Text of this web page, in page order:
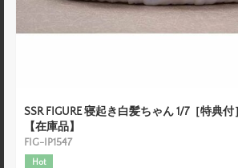
SSR FIGURE 寝起き白髪ちゃん 1/7［特典付
【在庫品】
FIG-IP1547
Hot